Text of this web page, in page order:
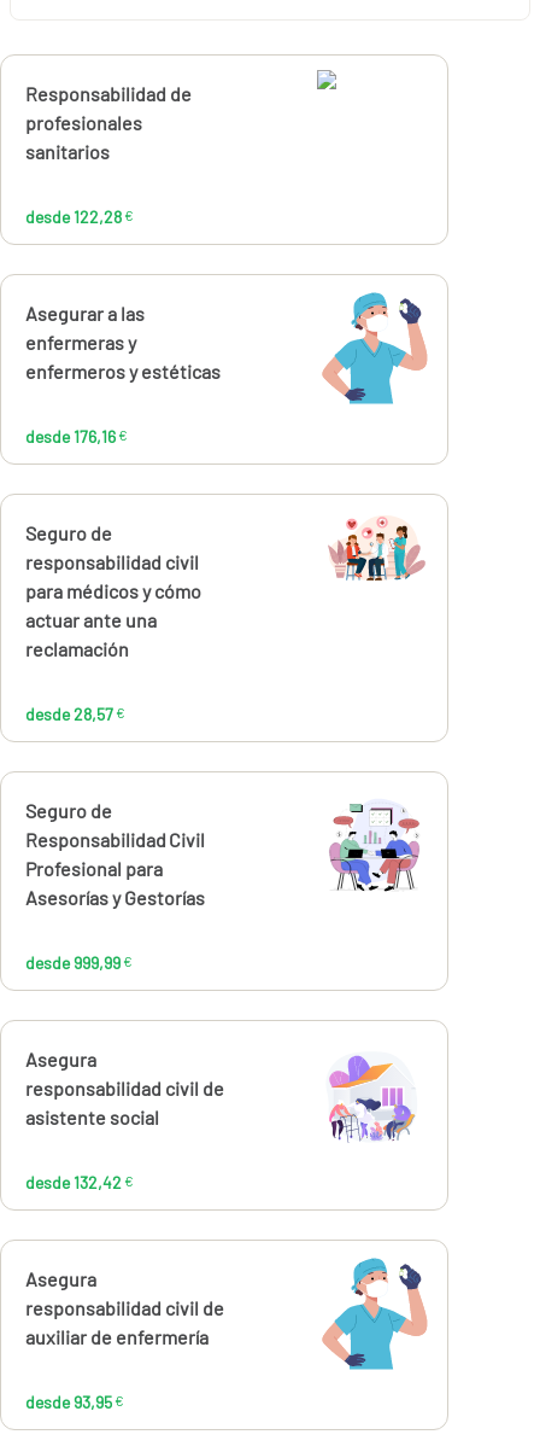
Calcúlalo ahora
Responsabilidad de
profesionales
sanitarios
desde 122,28 €
Calcúlalo ahora
Asegurar a las
enfermeras y
enfermeros y estéticas
desde 176,16 €
176,16
Calcúlalo ahora
Seguro de
responsabilidad civil
para médicos y cómo
actuar ante una
reclamación
desde 28,57 €
28,57€
Calcúlalo ahora
Seguro de
Responsabilidad Civil
Profesional para
Asesorías y Gestorías
desde 999,99 €
999,99€
Calcúlalo ahora
Asegura
responsabilidad civil de
asistente social
desde 132,42 €
132,42€
Calcúlalo ahora
Asegura
responsabilidad civil de
auxiliar de enfermería
desde 93,95 €
93,95